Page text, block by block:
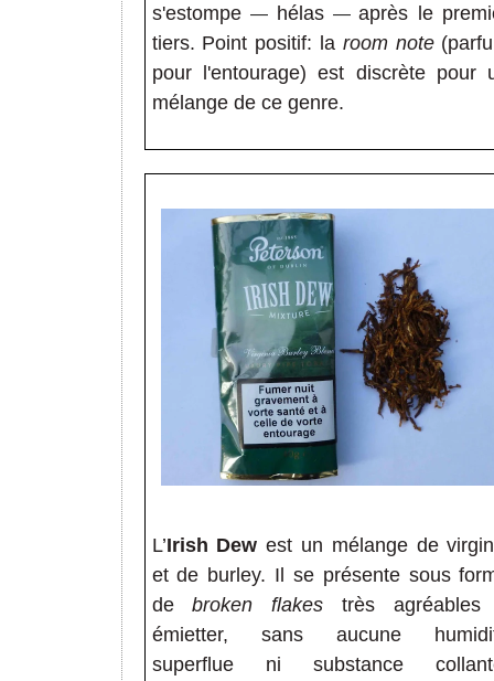
s'estompe— hélas—après le
tiers. Point positif: la room note
pour l'entourage) est discrète pour
mélange de ce genre.
L’Irish Dew est un mélange de
et de burley. Il se présente sous
debroken flakes très agréables
émietter, sans aucune
superflue ni substance